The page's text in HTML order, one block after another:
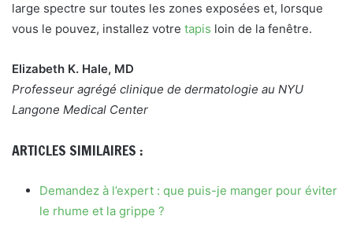
large spectre sur toutes les zones exposées et, lorsque
vous le pouvez, installez votre tapis loin de la fenêtre.
Elizabeth K. Hale, MD
Professeur agrégé clinique de dermatologie au NYU
Langone Medical Center
ARTICLES SIMILAIRES :
Demandez à l’expert : que puis-je manger pour éviter
le rhume et la grippe ?